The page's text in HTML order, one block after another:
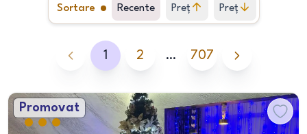
Sortare Recente Preț
crescător
Preț
descrescător
1 2 … 707
Promovat